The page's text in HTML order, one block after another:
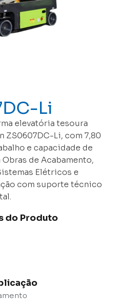
Li
elevatória tesoura
ZS0607DC-Li, com 7,80
e capacidade de
Obras de Acabamento,
Elétricos e
com suporte técnico
do Produto